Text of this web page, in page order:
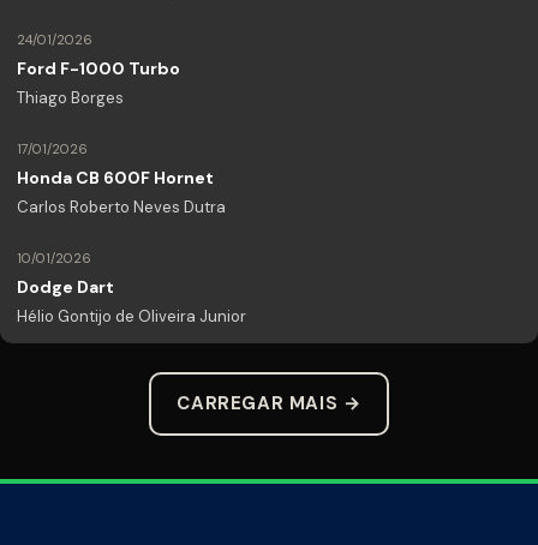
24/01/2026
Ford F-1000 Turbo
Thiago Borges
17/01/2026
Honda CB 600F Hornet
Carlos Roberto Neves Dutra
10/01/2026
Dodge Dart
Hélio Gontijo de Oliveira Junior
CARREGAR MAIS →